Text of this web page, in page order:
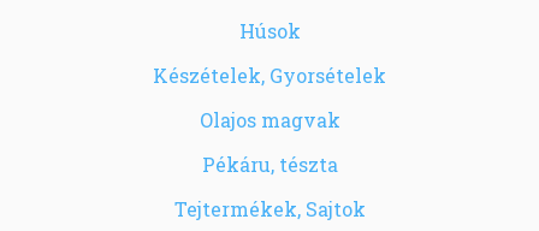
Húsok
Készételek, Gyorsételek
Olajos magvak
Pékáru, tészta
Tejtermékek, Sajtok